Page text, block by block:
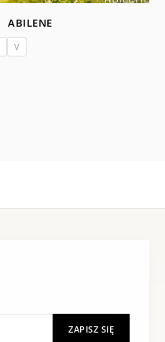
ABILENE
V
ZAPISZ SIĘ